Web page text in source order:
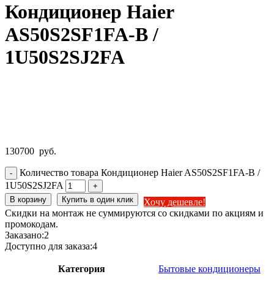
Кондиционер Haier
AS50S2SF1FA-B /
1U50S2SJ2FA
130700 руб.
Количество товара Кондиционер Haier AS50S2SF1FA-B /
1U50S2SJ2FA
В корзину Купить в один клик
Хочу дешевле!
Скидки на монтаж не суммируются со скидками по акциям и
промокодам.
Заказано:2
Доступно для заказа:4
Категория Бытовые кондиционеры